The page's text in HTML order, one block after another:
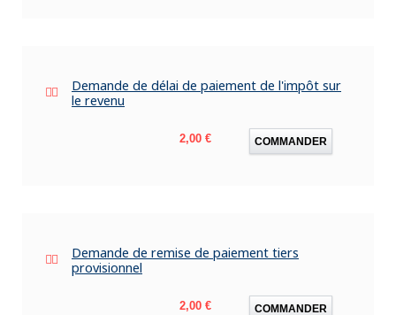
Demande de délai de paiement de l'impôt sur
le revenu
Prix
2,00 € COMMANDER
Demande de remise de paiement tiers
provisionnel
Prix
2,00 € COMMANDER